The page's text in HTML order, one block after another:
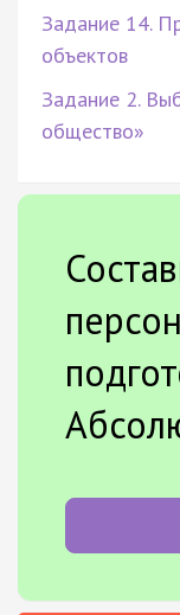
Задание 14.
объектов
Задание 2.
общество»